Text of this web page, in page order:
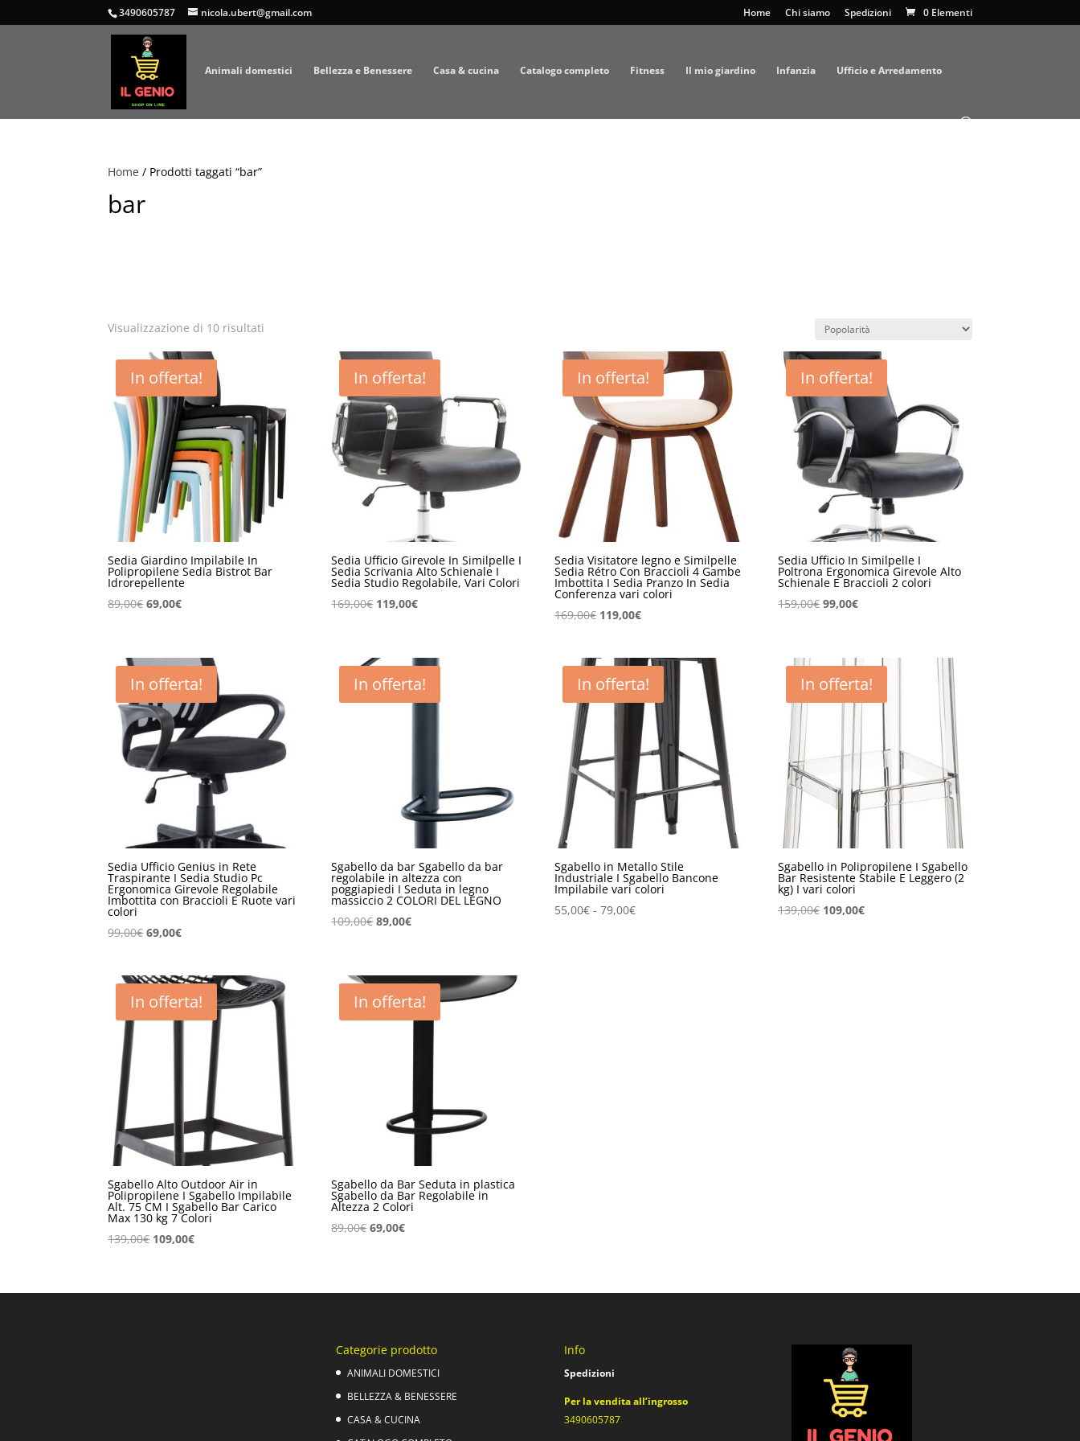
3490605787 nicola.ubert@gmail.com Home Chi siamo Spedizioni 0 Elementi
Animali domestici Bellezza e Benessere Casa & cucina Catalogo completo Fitness Il mio giardino Infanzia Ufficio e Arredamento
Home / Prodotti taggati “bar”
bar
Visualizzazione di 10 risultati
In offerta!
Sedia Giardino Impilabile In
Polipropilene Sedia Bistrot Bar
Idrorepellente
89,00€Il
era:
89,00€.
69,00€Il
è:
69,00€.
In offerta!
Sedia Ufficio Girevole In Similpelle I
Sedia Scrivania Alto Schienale I
Sedia Studio Regolabile, Vari Colori
169,00€ Il
era:
169,00€.
119,00€Il
è:
119,00€.
In offerta!
Sedia Visitatore legno e Similpelle
Sedia Rétro Con Braccioli 4 Gambe
Imbottita I Sedia Pranzo In Sedia
Conferenza vari colori
169,00€ Il
era:
169,00€.
119,00€Il
è:
119,00€.
In offerta!
Sedia Ufficio In Similpelle I
Poltrona Ergonomica Girevole Alto
Schienale E Braccioli 2 colori
159,00€ Il
era:
159,00€.
99,00€Il
99,00€.
In offerta!
Sedia Ufficio Genius in Rete
Traspirante I Sedia Studio Pc
Ergonomica Girevole Regolabile
Imbottita con Braccioli E Ruote vari
colori
99,00€Il
era:
99,00€.
69,00€Il
è:
69,00€.
In offerta!
Sgabello da bar Sgabello da bar
regolabile in altezza con
poggiapiedi I Seduta in legno
massiccio 2 COLORI DEL LEGNO
109,00€Il
era:
109,00€.
89,00€Il
è:
89,00€.
In offerta!
Sgabello in Metallo Stile
Industriale I Sgabello Bancone
Impilabile vari colori
55,00€ - 79,00€Fascia
In offerta!
Sgabello in Polipropilene I Sgabello
Bar Resistente Stabile E Leggero (2
kg) I vari colori
139,00€ Il
109,00€Il
In offerta!
Sgabello Alto Outdoor Air in
Polipropilene I Sgabello Impilabile
Alt. 75 CM I Sgabello Bar Carico
Max 130 kg 7 Colori
139,00€ Il
era:
109,00€Il
è:
In offerta!
Sgabello da Bar Seduta in plastica
Sgabello da Bar Regolabile in
Altezza 2 Colori
89,00€Il
69,00€Il
Categorie prodotto
ANIMALI DOMESTICI
BELLEZZA & BENESSERE
CASA & CUCINA
Info
Spedizioni
Per la vendita all’ingrosso
3490605787